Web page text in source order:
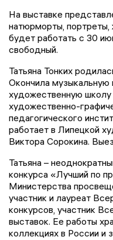
На выставке
натюрморты, портреты,
будет работать с 30
свободный.
Татьяна Тонких
Окончила музыкальную
художественную школу
художественно-
педагогического
работает в Липецкой
Виктора Сорокина.
Татьяна –
конкурса «Лучший по
Министерства
участник и лауреат
конкурсов, участник
выставок. Ее работы
коллекциях в России и